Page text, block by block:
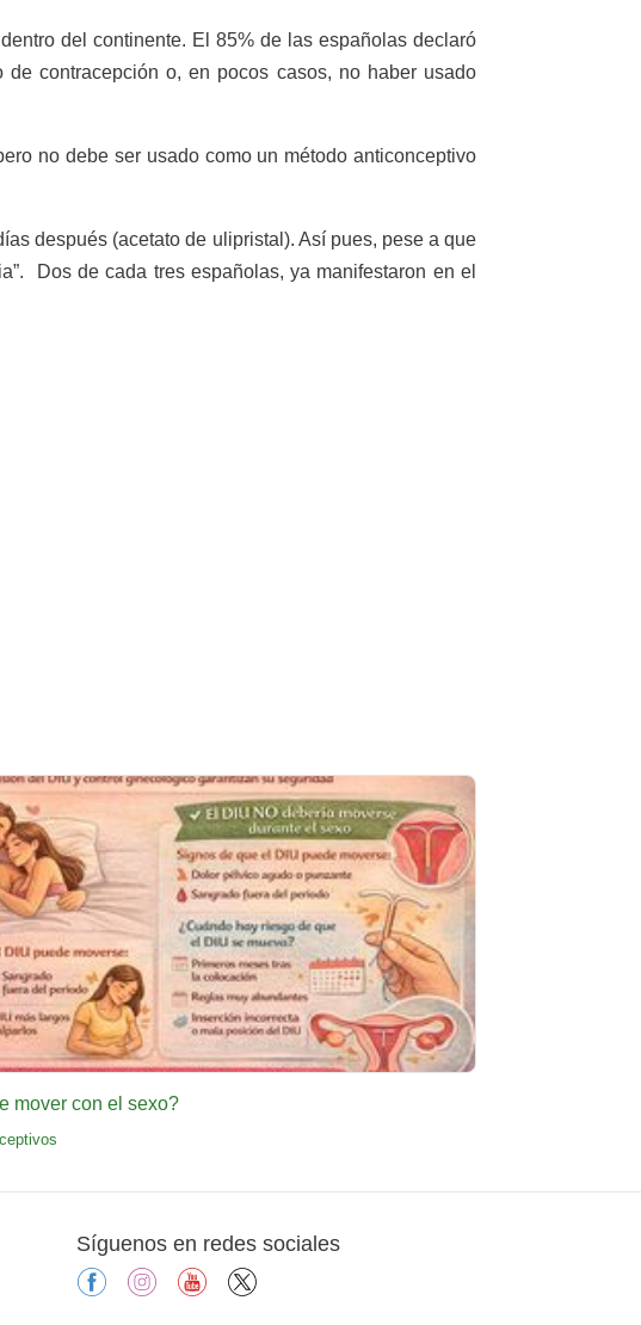
del continente. El 85% de las españolas declaró
contracepción o, en pocos casos, no haber usado
no debe ser usado como un método anticonceptivo
después (acetato de ulipristal). Así pues, pese a que
Dos de cada tres españolas, ya manifestaron en el
mover con el sexo?
Síguenos en redes sociales
facebookinstagramyoutube